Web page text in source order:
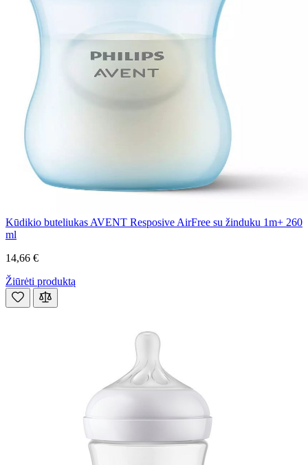
Kūdikio buteliukas AVENT Resposive AirFree su žinduku 1m+ 260
ml
14,66 €
Žiūrėti produktą